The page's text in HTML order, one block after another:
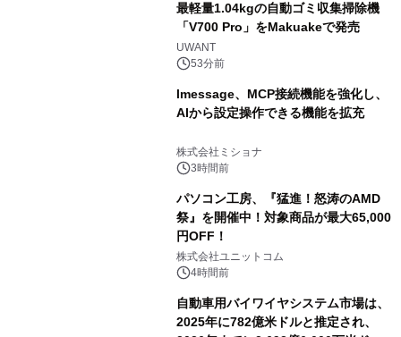
最軽量1.04kgの自動ゴミ収集掃除機
「V700 Pro」をMakuakeで発売
UWANT
53分前
lmessage、MCP接続機能を強化し、
AIから設定操作できる機能を拡充
株式会社ミショナ
3時間前
パソコン工房、『猛進！怒涛のAMD
祭』を開催中！対象商品が最大65,000
円OFF！
株式会社ユニットコム
4時間前
自動車用バイワイヤシステム市場は、
2025年に782億米ドルと推定され、